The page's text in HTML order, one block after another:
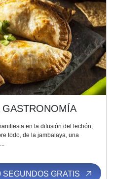
en la difusión del lechón,
todo, de la jambalaya, una
SEGUNDOS GRATIS